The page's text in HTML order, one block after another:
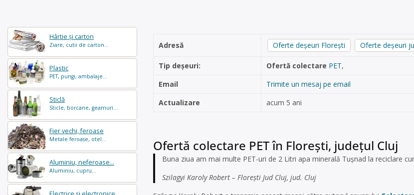
Hârtie și carton
Ziare, cutii de carton...
Plastic
PET, pungi, ambalaje...
Sticlă
Sticle, borcane, geamuri...
Fier vechi, feroase
Metale feroase, otel...
Aluminiu, neferoase...
Aluminiu, cupru...
Adresă Oferte deșeuri Florești Oferte deșeuri
Tip deșeuri: Ofertă colectare PET,
Email
Trimite un mesaj pe email
Actualizare
acum 5 ani
Ofertă colectare PET în Florești, județul Cluj
Buna ziua am mai multe PET-uri de 2 Litri apa minerală Tușnad la reciclare
Szilagyi Karoly Robert – Florești Jud Cluj, jud. Cluj